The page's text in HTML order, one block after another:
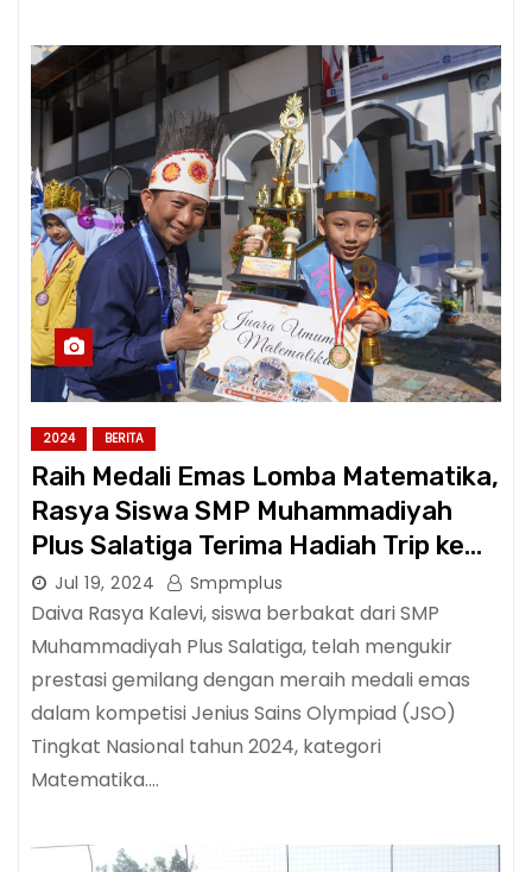
2024 BERITA
Raih Medali Emas Lomba Matematika,
Rasya Siswa SMP Muhammadiyah
Plus Salatiga Terima Hadiah Trip ke
Malaysia-Singapura.
Jul 19, 2024 Smpmplus
Daiva Rasya Kalevi, siswa berbakat dari SMP
Muhammadiyah Plus Salatiga, telah mengukir
prestasi gemilang dengan meraih medali emas
dalam kompetisi Jenius Sains Olympiad (JSO)
Tingkat Nasional tahun 2024, kategori
Matematika.…